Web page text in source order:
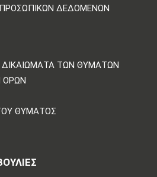
ΔΕΔΟΜΕΝΩΝ
ΔΙΚΑΙΏΜΑΤΑ ΤΩΝ ΘΥΜΆΤΩΝ
ΌΡΩΝ
ΘΎΜΑΤΟΣ